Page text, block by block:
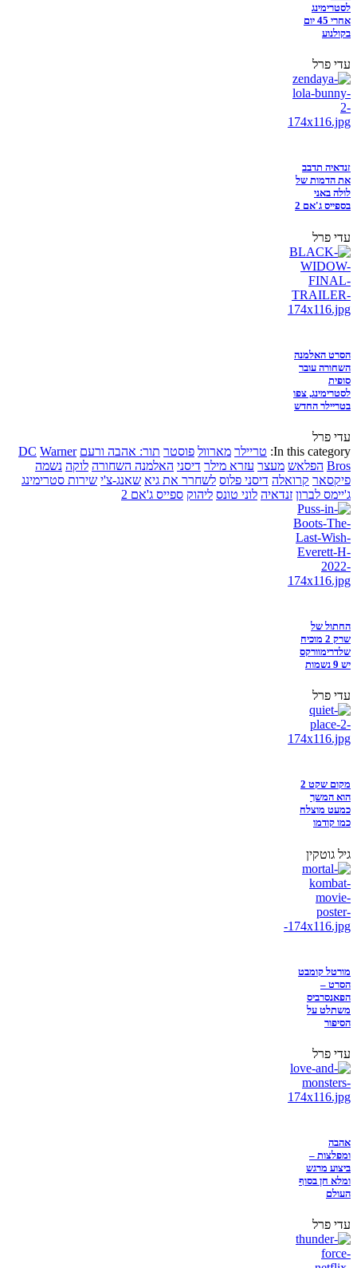
לסטרימינג
אחרי 45 יום
בקולנוע
עדי פרל
זנדאיה תדבב
את הדמות של
לולה באני
בספייס ג'אם 2
עדי פרל
הסרט האלמנה
השחורה עובר
סופית
לסטרימינג, צפו
בטריילר החדש
עדי פרל
In this category: טריילר מארוול פוסטר תור: אהבה ורעם DC Warner
Bros הפלאש מעצר עזרא מילר דיסני האלמנה השחורה לוקה נשמה
פיקסאר קרואלה דיסני פלוס לשחרר את גיא שאנג-צ'י שירות סטרימינג
ג'יימס לברון זנדאיה לוני טונס ליהוק ספייס ג'אם 2
החתול של
שרק 2 מוכיח
שלדרימוורקס
יש 9 נשמות
עדי פרל
מקום שקט 2
הוא המשך
כמעט מוצלח
כמו קודמו
גיל גוטקין
מורטל קומבט
הסרט –
הפאנסרביס
משתלט על
הסיפור
עדי פרל
אהבה
ומפלצות –
ביצוע מרגש
ומלא חן בסוף
העולם
עדי פרל